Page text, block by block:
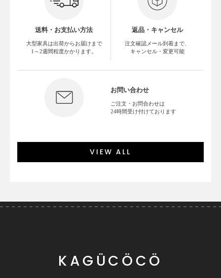
送料・お支払い方法
大型家具は出荷からお届けまで
1～2週間程度かかります。
返品・キャンセル
注文確認メール到着まで、
キャンセル・変更可能
お問い合わせ
ご注文・お問合わせは
24時間受け付けております
VIEW ALL
KAGÜCÖCÖ